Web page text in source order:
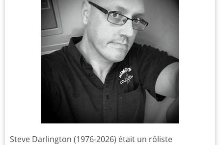
Steve Darlington (1976-2026) était un rôliste